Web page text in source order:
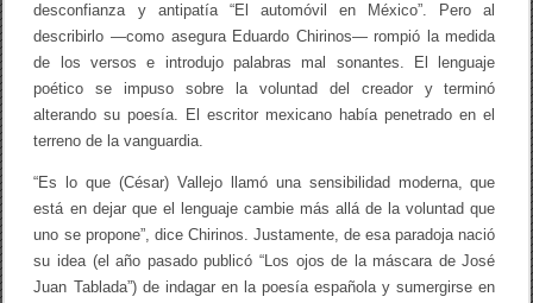
a
(
e
s
)
desconfianza y antipatía “El automóvil en México”. Pero al
describirlo —como asegura Eduardo Chirinos— rompió la medida
de los versos e introdujo palabras mal sonantes. El lenguaje
poético se impuso sobre la voluntad del creador y terminó
alterando su poesía. El escritor mexicano había penetrado en el
terreno de la vanguardia.
“Es lo que (César) Vallejo llamó una sensibilidad moderna, que
está en dejar que el lenguaje cambie más allá de la voluntad que
uno se propone”, dice Chirinos. Justamente, de esa paradoja nació
su idea (el año pasado publicó “Los ojos de la máscara de José
Juan Tablada”) de indagar en la poesía española y sumergirse en